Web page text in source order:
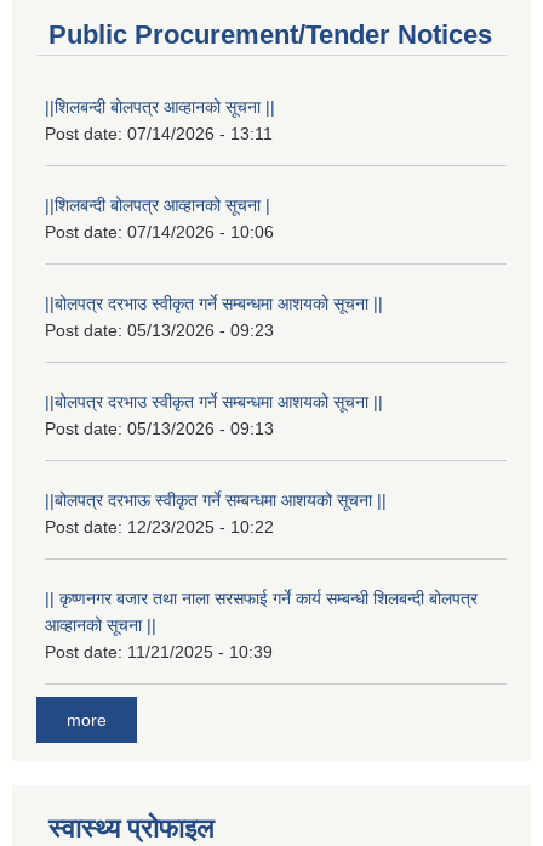
Public Procurement/Tender Notices
||शिलबन्दी बोलपत्र आव्हानको सूचना ||
Post date: 07/14/2026 - 13:11
||शिलबन्दी बोलपत्र आव्हानको सूचना |
Post date: 07/14/2026 - 10:06
||बोलपत्र दरभाउ स्वीकृत गर्ने सम्बन्धमा आशयको सूचना ||
Post date: 05/13/2026 - 09:23
||बोलपत्र दरभाउ स्वीकृत गर्ने सम्बन्धमा आशयको सूचना ||
Post date: 05/13/2026 - 09:13
||बोलपत्र दरभाऊ स्वीकृत गर्ने सम्बन्धमा आशयको सूचना ||
Post date: 12/23/2025 - 10:22
|| कृष्णनगर बजार तथा नाला सरसफाई गर्ने कार्य सम्बन्धी शिलबन्दी बोलपत्र
आव्हानको सूचना ||
Post date: 11/21/2025 - 10:39
more
स्वास्थ्य प्रोफाइल